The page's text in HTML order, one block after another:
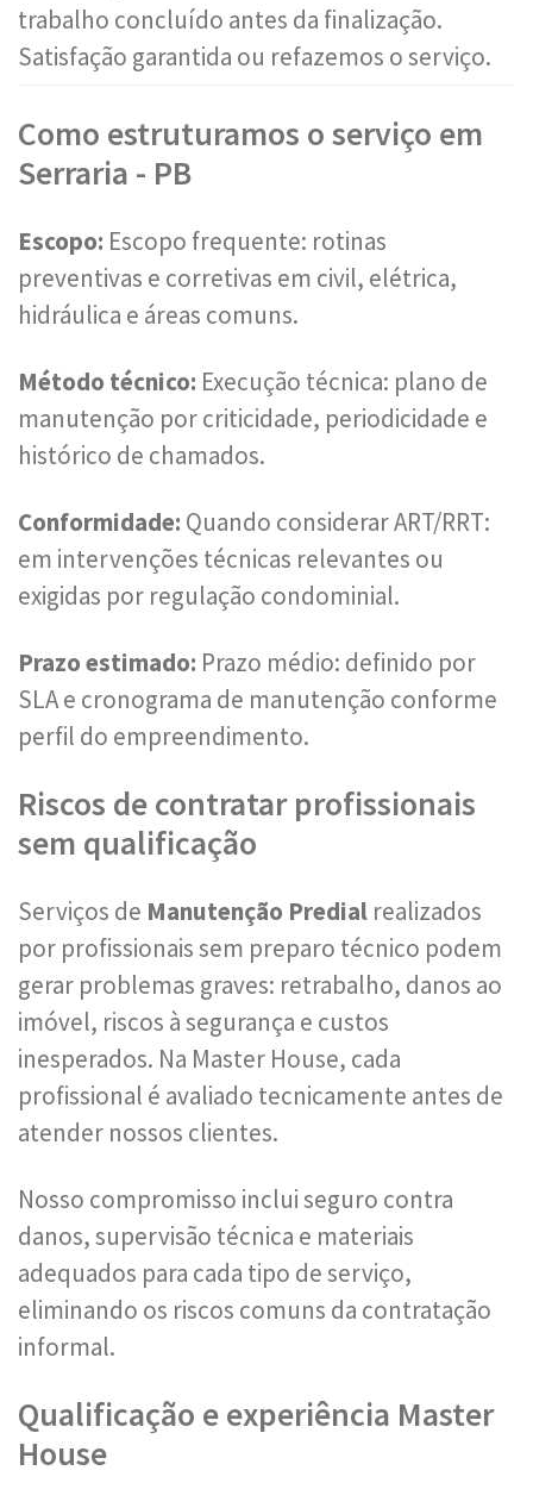
trabalho concluído antes da finalização.
Satisfação garantida ou refazemos o serviço.
Como estruturamos o serviço em
Serraria - PB
Escopo: Escopo frequente: rotinas
preventivas e corretivas em civil, elétrica,
hidráulica e áreas comuns.
Método técnico: Execução técnica: plano de
manutenção por criticidade, periodicidade e
histórico de chamados.
Conformidade: Quando considerar ART/RRT:
em intervenções técnicas relevantes ou
exigidas por regulação condominial.
Prazo estimado: Prazo médio: definido por
SLA e cronograma de manutenção conforme
perfil do empreendimento.
Riscos de contratar profissionais
sem qualificação
Serviços de Manutenção Predial realizados
por profissionais sem preparo técnico podem
gerar problemas graves: retrabalho, danos ao
imóvel, riscos à segurança e custos
inesperados. Na Master House, cada
profissional é avaliado tecnicamente antes de
atender nossos clientes.
Nosso compromisso inclui seguro contra
danos, supervisão técnica e materiais
adequados para cada tipo de serviço,
eliminando os riscos comuns da contratação
informal.
Qualificação e experiência Master
House